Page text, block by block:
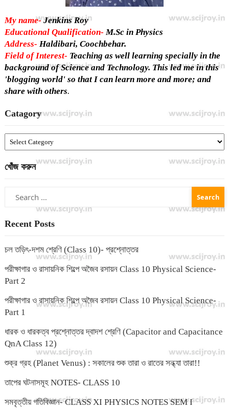
My name-Jenkins Roy
Educational Qualification- M.Sc in Physics
Address- Haldibari, Coochbehar.
Field of Interest- Teaching as well learning specially in the
background of Science and Technology. This led me in this
'blogging world' so that I can learn more and more; and
share with others.
Catagory
Catagory
খোঁজ করুন
Search
for:
Recent Posts
চল তড়িৎ-দশম শ্রেণি (Class 10)- প্রশ্নোত্তর
পরীক্ষাগার ও রাসায়নিক শিল্পে অজৈব রসায়ন Class 10 Physical Science-
Part 2
পরীক্ষাগার ও রাসায়নিক শিল্পে অজৈব রসায়ন Class 10 Physical Science-
Part 1
ধারক ও ধারকত্ব প্রশ্নোত্তর দ্বাদশ শ্রেণি (Capacitor and Capacitance
QnA Class 12)
শুক্র গ্রহ (Planet Venus) : সকালের শুক তারা ও রাতের সন্ধ্যা তারা!!
তাপের ঘটনাসমূহ NOTES- CLASS 10
সমবৃত্তীয় গতিবিজ্ঞান- CLASS XI PHYSICS NOTES SEM I